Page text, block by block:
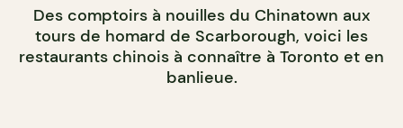
Des comptoirs à nouilles du Chinatown aux
tours de homard de Scarborough, voici les
restaurants chinois à connaître à Toronto et en
banlieue.